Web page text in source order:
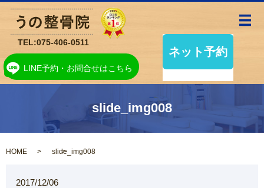
LINE予約・お問合せはこちら
TEL:075-406-0511
メ
slide_img008
HOME slide_img008
2017/12/06